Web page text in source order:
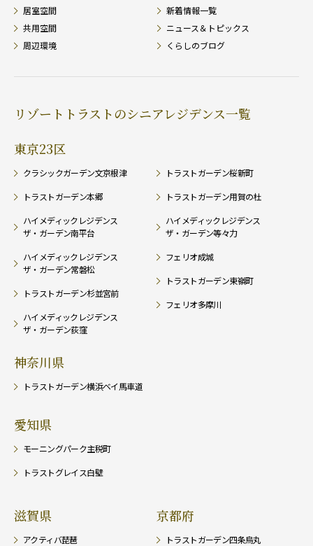
居室空間
共用空間
周辺環境
新着情報一覧
ニュース＆トピックス
くらしのブログ
リゾートトラストのシニアレジデンス一覧
東京23区
クラシックガーデン文京根津
トラストガーデン本郷
ハイメディックレジデンス
ザ・ガーデン南平台
ハイメディックレジデンス
ザ・ガーデン常磐松
トラストガーデン杉並宮前
ハイメディックレジデンス
ザ・ガーデン荻窪
トラストガーデン桜新町
トラストガーデン用賀の杜
ハイメディックレジデンス
ザ・ガーデン等々力
フェリオ成城
トラストガーデン東嶺町
フェリオ多摩川
神奈川県
トラストガーデン横浜ベイ馬車道
愛知県
モーニングパーク主税町
トラストグレイス白壁
滋賀県
アクティバ琵琶
京都府
トラストガーデン四条烏丸